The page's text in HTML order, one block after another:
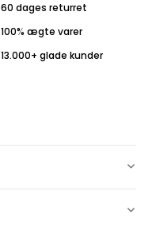
60 dages returret
100% ægte varer
13.000+ glade kunder